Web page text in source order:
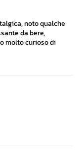
noto qualche
da bere,
molto curioso di